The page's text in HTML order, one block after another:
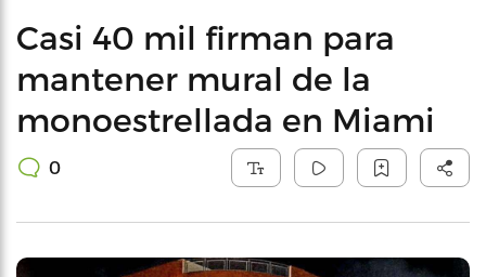
Casi 40 mil firman para
mantener mural de la
monoestrellada en Miami
0